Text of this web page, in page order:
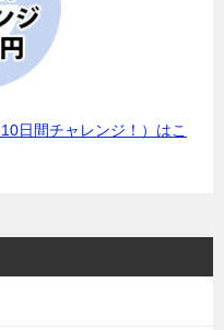
日間チャレンジ！）はこ